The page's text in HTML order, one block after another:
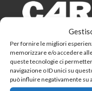
Per fornire le migliori
memorizzare e/o accedere
queste tecnologie ci
navigazione o ID unici su
può influire negativamente su